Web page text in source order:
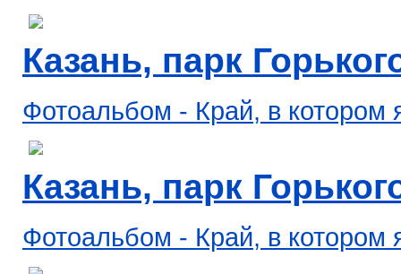
Казань, парк
Фотоальбом - Край, в котором
Казань, парк
Фотоальбом - Край, в котором